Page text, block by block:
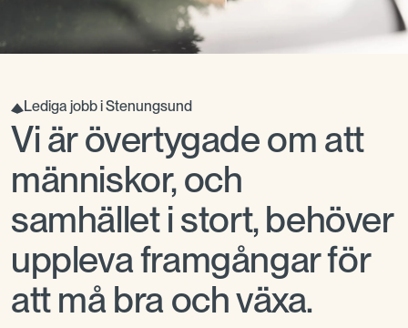
Lediga jobb i Stenungsund
Vi är övertygade om att
människor, och
samhället i stort, behöver
uppleva framgångar för
att må bra och växa.